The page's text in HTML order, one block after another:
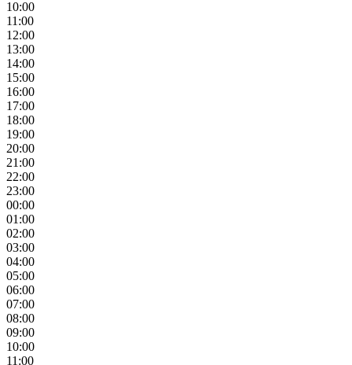
10:00
11:00
12:00
13:00
14:00
15:00
16:00
17:00
18:00
19:00
20:00
21:00
22:00
23:00
00:00
01:00
02:00
03:00
04:00
05:00
06:00
07:00
08:00
09:00
10:00
11:00